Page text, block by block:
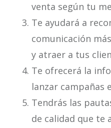
venta según tu
Te ayudará a
comunicación
y atraer a tus
Te ofrecerá la
lanzar campañas
Tendrás las
de calidad que te